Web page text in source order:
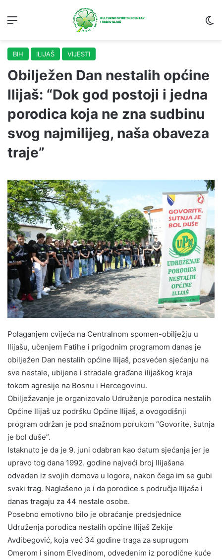
BIH ILIJAŠ VIJESTI
Obilježen Dan nestalih općine
Ilijaš: “Dok god postoji i jedna
porodica koja ne zna sudbinu
svog najmilijeg, naša obaveza
traje”
Polaganjem cvijeća na Centralnom spomen-obilježju u
Ilijašu, učenjem Fatihe i prigodnim programom danas je
obilježen Dan nestalih općine Ilijaš, posvećen sjećanju na
sve nestale, ubijene i stradale građane ilijaškog kraja
tokom agresije na Bosnu i Hercegovinu.
Obilježavanje je organizovalo Udruženje porodica nestalih
Općine Ilijaš uz podršku Općine Ilijaš, a ovogodišnji
program održan je pod snažnom porukom “Govorite, šutnja
je bol duše”.
Istaknuto je da je 9. juni odabran kao datum sjećanja jer je
upravo tog dana 1992. godine najveći broj Ilijašana
odveden iz svojih domova u logore, nakon čega im se gubi
svaki trag. Naglašeno je i da porodice s područja Ilijaša i
danas tragaju za 44 nestale osobe.
Posebno emotivno bilo je obraćanje predsjednice
Udruženja porodica nestalih općine Ilijaš Zekije
Avdibegović, koja već 34 godine traga za suprugom
Omerom i sinom Elvedinom, odvedenim iz porodične kuće